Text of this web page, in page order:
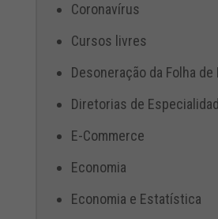
Coronavírus
Cursos livres
Desoneração da Folha de
Diretorias de
E-Commerce
Economia
Economia e Estatística